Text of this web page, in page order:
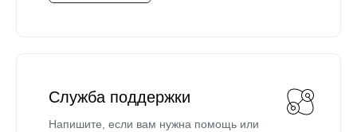
Служба поддержки
Напишите, если вам нужна помощь или